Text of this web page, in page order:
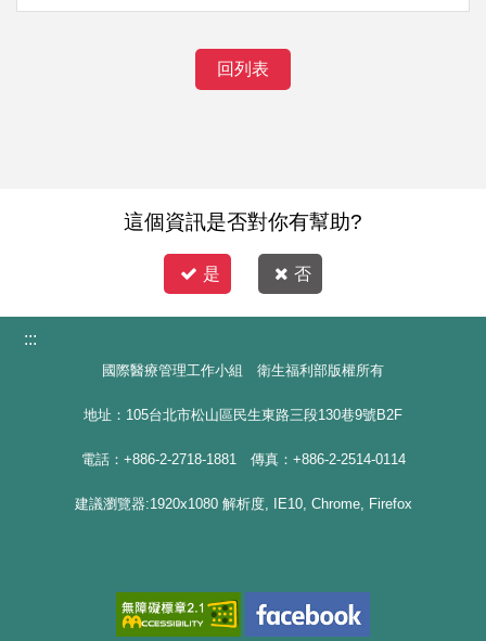
回列表
這個資訊是否對你有幫助?
是 否
:::
國際醫療管理工作小組 衛生福利部版權所有
地址：105台北市松山區民生東路三段130巷9號B2F
電話：+886-2-2718-1881 傳真：+886-2-2514-0114
建議瀏覽器:1920x1080 解析度, IE10, Chrome, Firefox